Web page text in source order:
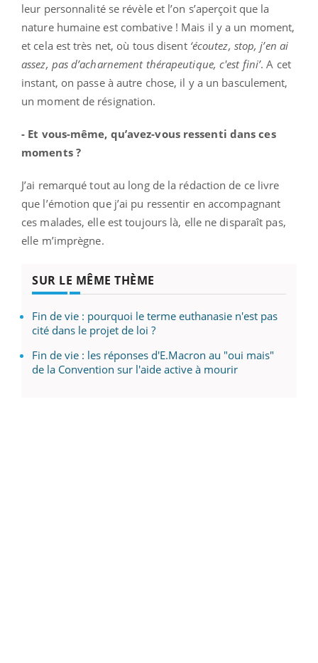
leur personnalité se révèle et l’on s’aperçoit que la
nature humaine est combative ! Mais il y a un moment,
et cela est très net, où tous disent ‘écoutez, stop, j’en ai
assez, pas d’acharnement thérapeutique, c'est fini’. A cet
instant, on passe à autre chose, il y a un basculement,
un moment de résignation.
- Et vous-même, qu’avez-vous ressenti dans ces
moments ?
J’ai remarqué tout au long de la rédaction de ce livre
que l’émotion que j’ai pu ressentir en accompagnant
ces malades, elle est toujours là, elle ne disparaît pas,
elle m’imprègne.
SUR LE MÊME THÈME
Fin de vie : pourquoi le terme euthanasie n'est pas
cité dans le projet de loi ?
Fin de vie : les réponses d'E.Macron au "oui mais"
de la Convention sur l'aide active à mourir